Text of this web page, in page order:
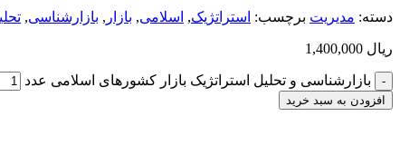
دسته: مديريت برچسب: استراتژیک, اسلامی, بازار , بازارشناسی,
ریال
بازارشناسی و تحلیل استراتژیک بازار کشورهای اسلامی عدد
افزودن به سبد خرید